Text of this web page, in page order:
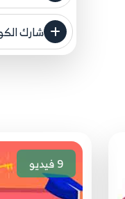
فنحن لا
شارك
9فيديو